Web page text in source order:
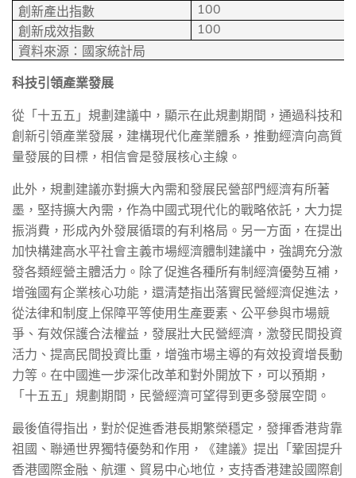
創新產出指數 100
創新成效指數 100
資料來源：國家統計局
科技引領產業發展
從「十五五」規劃建議中，顯示在此規劃期間，通過科技和
創新引領產業發展，建構現代化產業體系，推動經濟向高質
量發展的目標，相信會是發展核心主線。
此外，規劃建議亦對擴大內需和發展民營部門經濟有所著
墨，堅持擴大內需，作為中國式現代化的戰略依託，大力提
振消費，形成內外發展循環的有利格局。另一方面，在提出
加快構建高水平社會主義市場經濟體制建議中，強調充分激
發各類經營主體活力。除了促進各種所有制經濟優勢互補，
增強國有企業核心功能，還清楚指出落實民營經濟促進法，
從法律和制度上保障平等使用生產要素、公平參與市場競
爭、有效保護合法權益，發展壯大民營經濟，激發民間投資
活力、提高民間投資比重，增強市場主導的有效投資增長動
力等。在中國進一步深化改革和對外開放下，可以預期，
「十五五」規劃期間，民營經濟可望得到更多發展空間。
最後值得指出，對於促進香港長期繁榮穩定，發揮香港背靠
祖國、聯通世界獨特優勢和作用，《建議》提出「鞏固提升
香港國際金融、航運、貿易中心地位，支持香港建設國際創